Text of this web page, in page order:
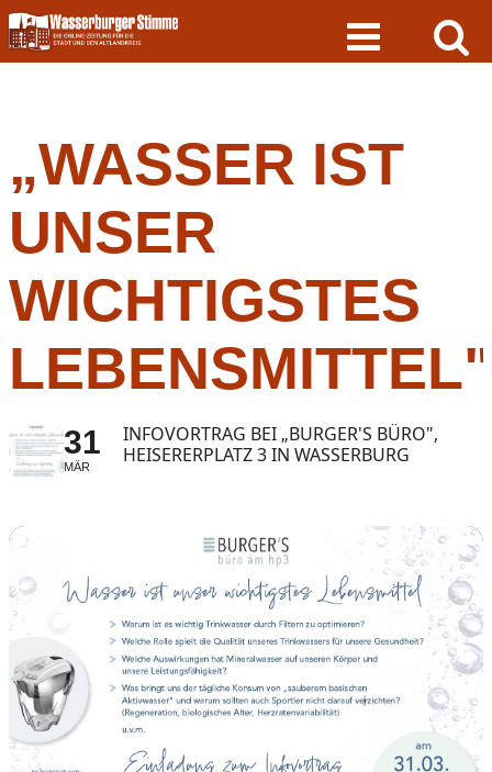
Skip
to
content
„WASSER IST
UNSER
WICHTIGSTES
LEBENSMITTEL"
31
MÄR
INFOVORTRAG BEI „BURGER'S BÜRO",
HEISERERPLATZ 3 IN WASSERBURG